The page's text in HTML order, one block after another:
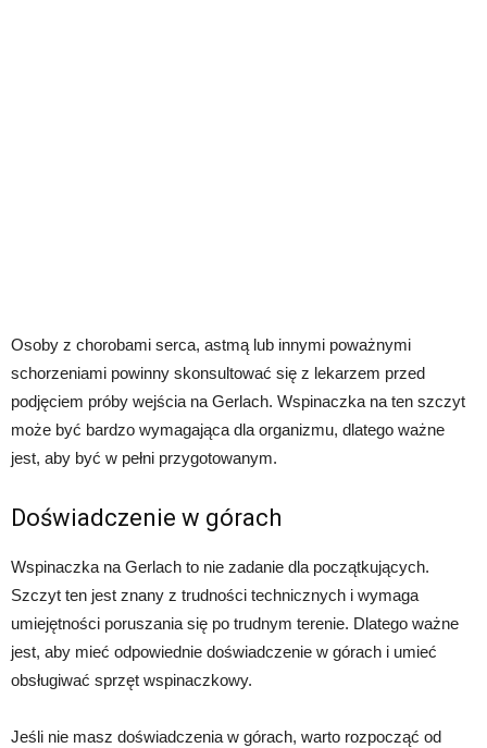
Osoby z chorobami serca, astmą lub innymi poważnymi
schorzeniami powinny skonsultować się z lekarzem przed
podjęciem próby wejścia na Gerlach. Wspinaczka na ten szczyt
może być bardzo wymagająca dla organizmu, dlatego ważne
jest, aby być w pełni przygotowanym.
Doświadczenie w górach
Wspinaczka na Gerlach to nie zadanie dla początkujących.
Szczyt ten jest znany z trudności technicznych i wymaga
umiejętności poruszania się po trudnym terenie. Dlatego ważne
jest, aby mieć odpowiednie doświadczenie w górach i umieć
obsługiwać sprzęt wspinaczkowy.
Jeśli nie masz doświadczenia w górach, warto rozpocząć od